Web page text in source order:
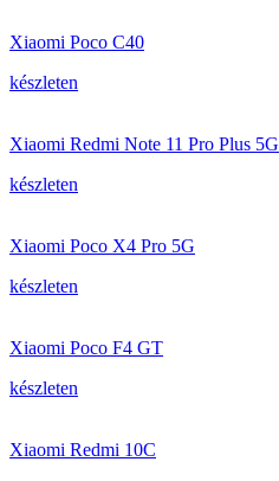
Xiaomi Poco C40
készleten
Xiaomi Redmi Note 11 Pro Plus 5G
készleten
Xiaomi Poco X4 Pro 5G
készleten
Xiaomi Poco F4 GT
készleten
Xiaomi Redmi 10C